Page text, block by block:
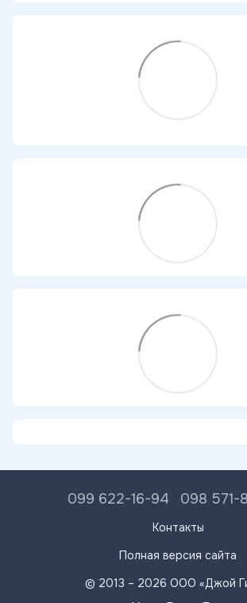
099 622-16-94 098 571-
Контакты
Полная версия сайта
© 2013 – 2026 ООО «Джой